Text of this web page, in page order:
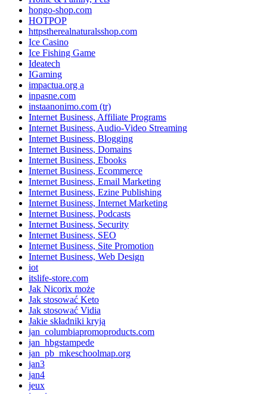
hongo-shop.com
HOTPOP
httpstherealnaturalsshop.com
Ice Casino
Ice Fishing Game
Ideatech
IGaming
impactua.org a
inpasne.com
instaanonimo.com (tr)
Internet Business, Affiliate Programs
Internet Business, Audio-Video Streaming
Internet Business, Blogging
Internet Business, Domains
Internet Business, Ebooks
Internet Business, Ecommerce
Internet Business, Email Marketing
Internet Business, Ezine Publishing
Internet Business, Internet Marketing
Internet Business, Podcasts
Internet Business, Security
Internet Business, SEO
Internet Business, Site Promotion
Internet Business, Web Design
iot
itslife-store.com
Jak Nicorix może
Jak stosować Keto
Jak stosować Vidia
Jakie składniki kryją
jan_columbiapromoproducts.com
jan_hbgstampede
jan_pb_mkeschoolmap.org
jan3
jan4
jeux